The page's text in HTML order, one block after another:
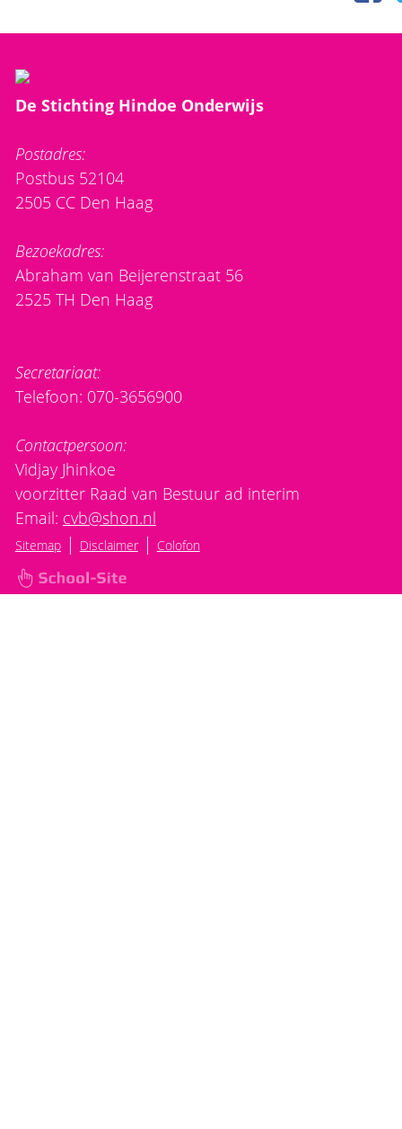
De Stichting Hindoe Onderwijs
Postadres:
Postbus 52104
2505 CC Den Haag
Bezoekadres:
Abraham van Beijerenstraat 56
2525 TH Den Haag
Secretariaat:
Telefoon: 070-3656900
Contactpersoon:
Vidjay Jhinkoe
voorzitter Raad van Bestuur ad interim
Email: cvb@shon.nl
Sitemap| Disclaimer| Colofon